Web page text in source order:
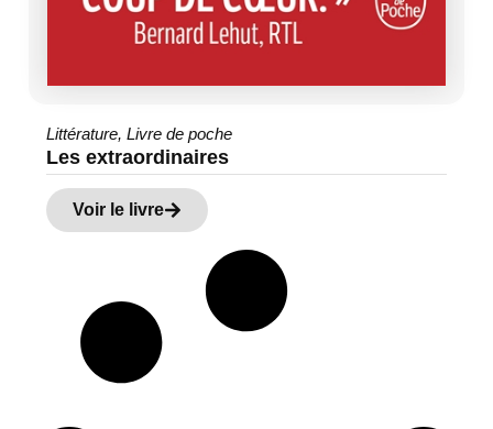
Littérature, Livre de poche
Les extraordinaires
Voir le livre